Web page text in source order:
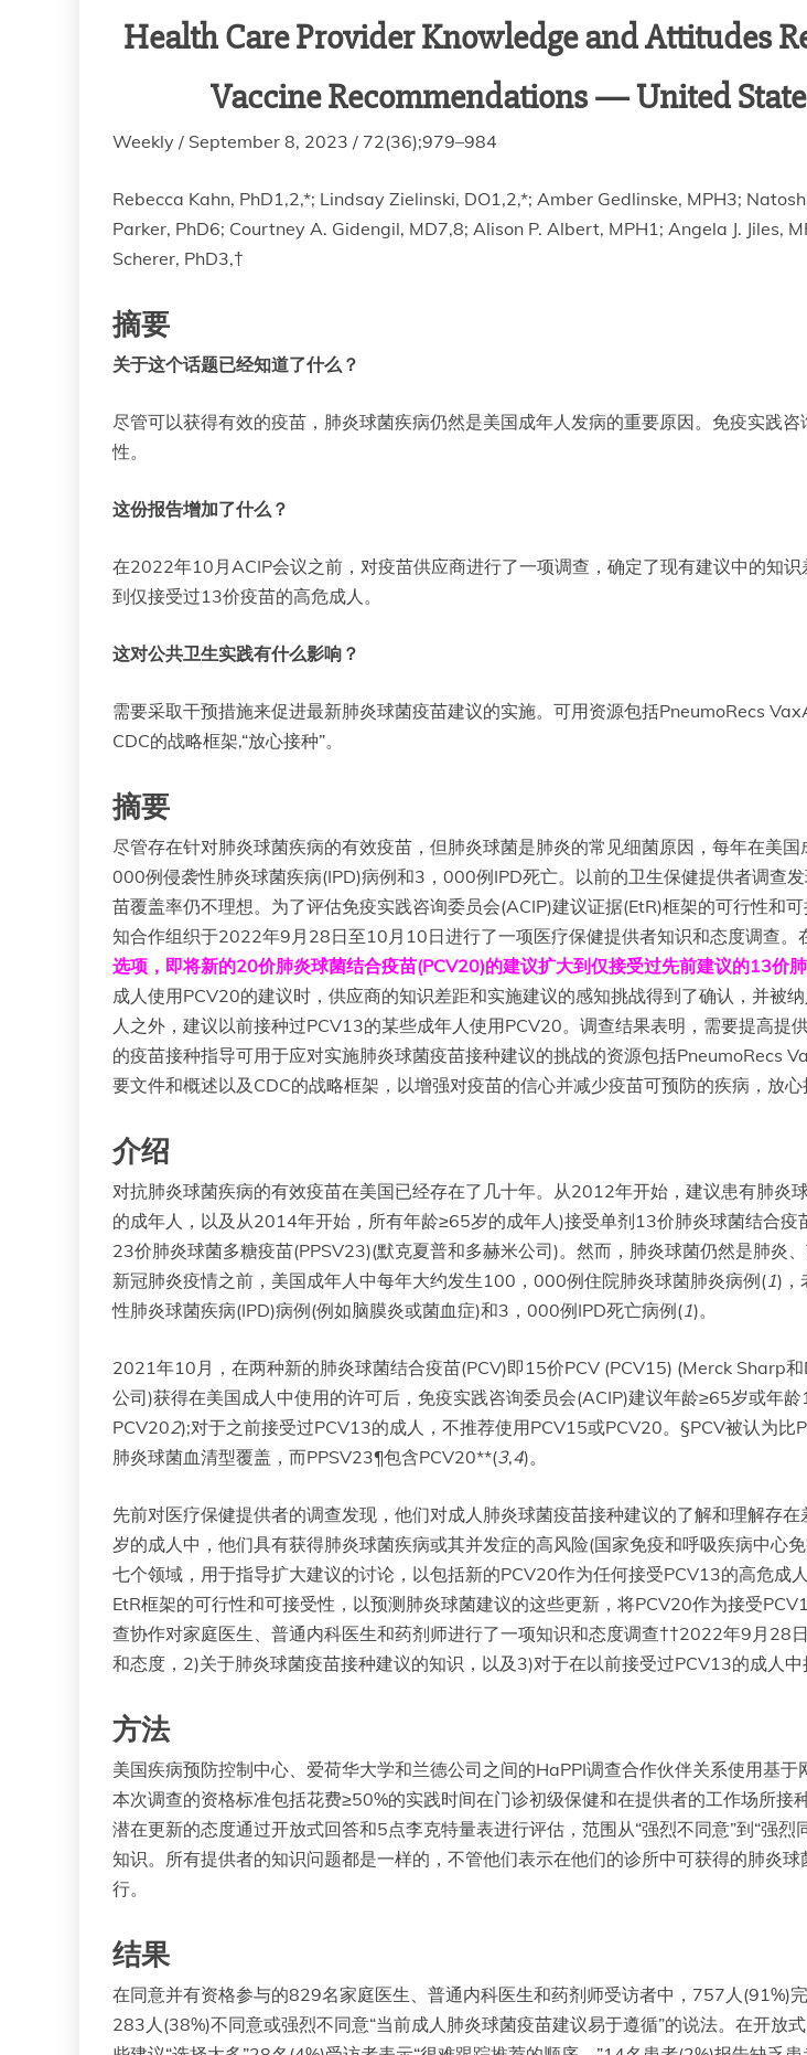
Health Care Provider Knowledge and Attitudes
Vaccine Recommendations — United
Weekly / September 8, 2023 / 72(36);979–984
Rebecca Kahn, PhD1,2,*; Lindsay Zielinski, DO1,2,*; Amber Gedlinske, MPH3;
Parker, PhD6; Courtney A. Gidengil, MD7,8; Alison P. Albert, MPH1; Angela J. Jiles,
Scherer, PhD3,†
摘要
关于这个话题已经知道了什么？
尽管可以获得有效的疫苗，肺炎球菌疾病仍然是美国成年人发病的重要原因。免疫实践
性。
这份报告增加了什么？
在2022年10月ACIP会议之前，对疫苗供应商进行了一项调查，确定了现有建议中的知
到仅接受过13价疫苗的高危成人。
这对公共卫生实践有什么影响？
需要采取干预措施来促进最新肺炎球菌疫苗建议的实施。可用资源包括PneumoRecs
CDC的战略框架,“放心接种”。
摘要
尽管存在针对肺炎球菌疾病的有效疫苗，但肺炎球菌是肺炎的常见细菌原因，每年在美
000例侵袭性肺炎球菌疾病(IPD)病例和3，000例IPD死亡。以前的卫生保健提供者调查
苗覆盖率仍不理想。为了评估免疫实践咨询委员会(ACIP)建议证据(EtR)框架的可行性
知合作组织于2022年9月28日至10月10日进行了一项医疗保健提供者知识和态度调查。
选项，即将新的20价肺炎球菌结合疫苗(PCV20)的建议扩大到仅接受过先前建议的13价
成人使用PCV20的建议时，供应商的知识差距和实施建议的感知挑战得到了确认，并被
人之外，建议以前接种过PCV13的某些成年人使用PCV20。调查结果表明，需要提高
的疫苗接种指导可用于应对实施肺炎球菌疫苗接种建议的挑战的资源包括PneumoRecs
要文件和概述以及CDC的战略框架，以增强对疫苗的信心并减少疫苗可预防的疾病，放心
介绍
对抗肺炎球菌疾病的有效疫苗在美国已经存在了几十年。从2012年开始，建议患有肺炎
的成年人，以及从2014年开始，所有年龄≥65岁的成年人)接受单剂13价肺炎球菌结合
23价肺炎球菌多糖疫苗(PPSV23)(默克夏普和多赫米公司)。然而，肺炎球菌仍然是肺炎
新冠肺炎疫情之前，美国成年人中每年大约发生100，000例住院肺炎球菌肺炎病例( 1)，
性肺炎球菌疾病(IPD)病例(例如脑膜炎或菌血症)和3，000例IPD死亡病例( 1)。
2021年10月，在两种新的肺炎球菌结合疫苗(PCV)即15价PCV (PCV15) (Merck Sharp
公司)获得在美国成人中使用的许可后，免疫实践咨询委员会(ACIP)建议年龄≥65岁或年
PCV202);对于之前接受过PCV13的成人，不推荐使用PCV15或PCV20。§PCV被认为
肺炎球菌血清型覆盖，而PPSV23¶包含PCV20**(3,4)。
先前对医疗保健提供者的调查发现，他们对成人肺炎球菌疫苗接种建议的了解和理解存在
岁的成人中，他们具有获得肺炎球菌疾病或其并发症的高风险(国家免疫和呼吸疾病中
七个领域，用于指导扩大建议的讨论，以包括新的PCV20作为任何接受PCV13的高危
EtR框架的可行性和可接受性，以预测肺炎球菌建议的这些更新，将PCV20作为接受
查协作对家庭医生、普通内科医生和药剂师进行了一项知识和态度调查††2022年9月
和态度，2)关于肺炎球菌疫苗接种建议的知识，以及3)对于在以前接受过PCV13的成人中
方法
美国疾病预防控制中心、爱荷华大学和兰德公司之间的HaPPI调查合作伙伴关系使用基
本次调查的资格标准包括花费≥50%的实践时间在门诊初级保健和在提供者的工作场所
潜在更新的态度通过开放式回答和5点李克特量表进行评估，范围从“强烈不同意”到“强
知识。所有提供者的知识问题都是一样的，不管他们表示在他们的诊所中可获得的肺炎
行。
结果
在同意并有资格参与的829名家庭医生、普通内科医生和药剂师受访者中，757人(91%)
283人(38%)不同意或强烈不同意“当前成人肺炎球菌疫苗建议易于遵循”的说法。在开放